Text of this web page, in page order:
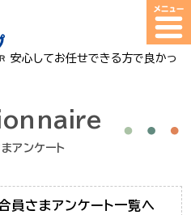
安心してお任せできる方で良かっ
アンケート
員さまアンケート一覧へ